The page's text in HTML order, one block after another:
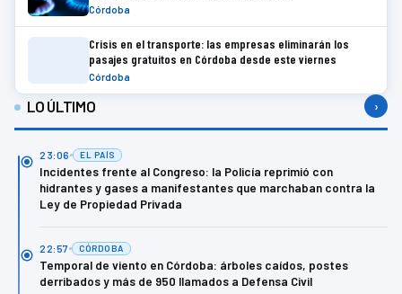
Córdoba
Crisis en el transporte: las empresas eliminarán los
pasajes gratuitos en Córdoba desde este viernes
Córdoba
LO ÚLTIMO ›
23:06 EL PAÍS
Incidentes frente al Congreso: la Policía reprimió con
hidrantes y gases a manifestantes que marchaban contra la
Ley de Propiedad Privada
22:57 CÓRDOBA
Temporal de viento en Córdoba: árboles caídos, postes
derribados y más de 950 llamados a Defensa Civil